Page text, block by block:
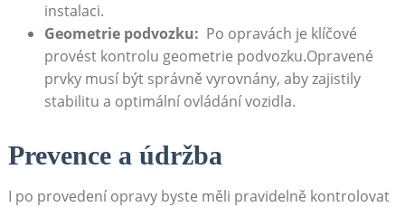
instalaci.
Geometrie podvozku: ⁢ Po opravách je klíčové
provést kontrolu geometrie podvozku.Opravené
prvky musí být správně⁤ vyrovnány, aby zajistily
stabilitu a optimální ovládání vozidla.
Prevence a údržba
I po⁤ provedení opravy byste měli pravidelně kontrolovat⁤